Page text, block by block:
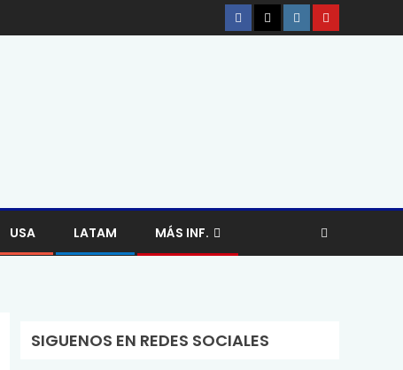
USA LATAM MÁS INF.
SIGUENOS EN REDES SOCIALES